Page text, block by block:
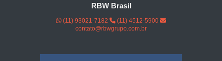
RBW Brasil
(11) 93021-7182
(11) 4512-5900
contato@rbwgrupo.com.br